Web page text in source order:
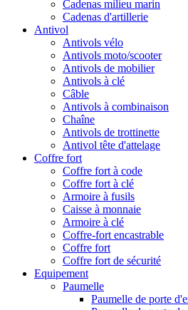
Cadenas milieu marin
Cadenas d'artillerie
Antivol
Antivols vélo
Antivols moto/scooter
Antivols de mobilier
Antivols à clé
Câble
Antivols à combinaison
Chaîne
Antivols de trottinette
Antivol tête d'attelage
Coffre fort
Coffre fort à code
Coffre fort à clé
Armoire à fusils
Caisse à monnaie
Armoire à clé
Coffre-fort encastrable
Coffre fort
Coffre fort de sécurité
Equipement
Paumelle
Paumelle de porte